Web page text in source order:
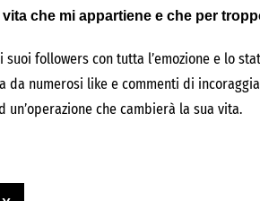
che mi appartiene e che per
followers con tutta l’emozione e lo
da numerosi like e commenti di
che cambierà la sua vita.